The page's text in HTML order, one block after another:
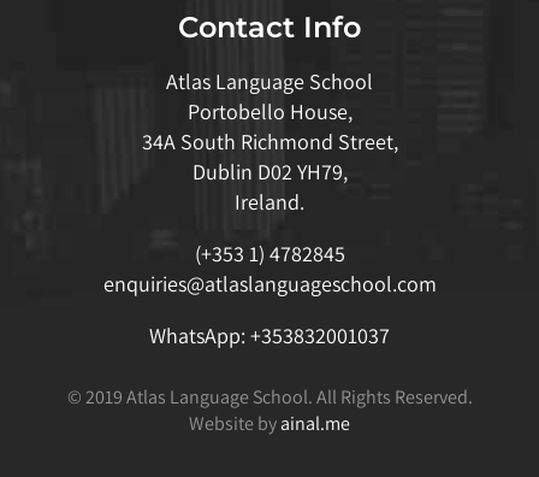
Contact Info
Atlas Language School
Portobello House,
34A South Richmond Street,
Dublin D02 YH79,
Ireland.
(+353 1) 4782845
enquiries@atlaslanguageschool.com
WhatsApp: +353832001037
© 2019 Atlas Language School. All Rights Reserved.
Website byainal.me